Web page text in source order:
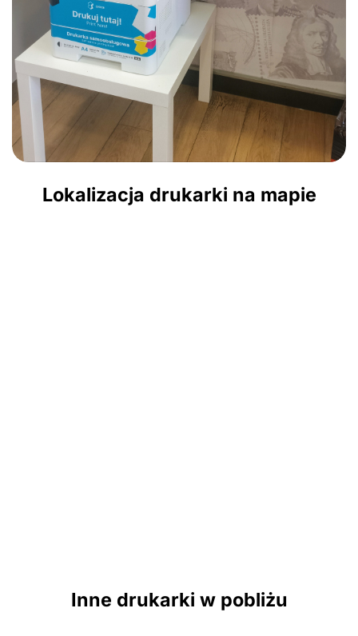
Lokalizacja drukarki na mapie
Inne drukarki w pobliżu